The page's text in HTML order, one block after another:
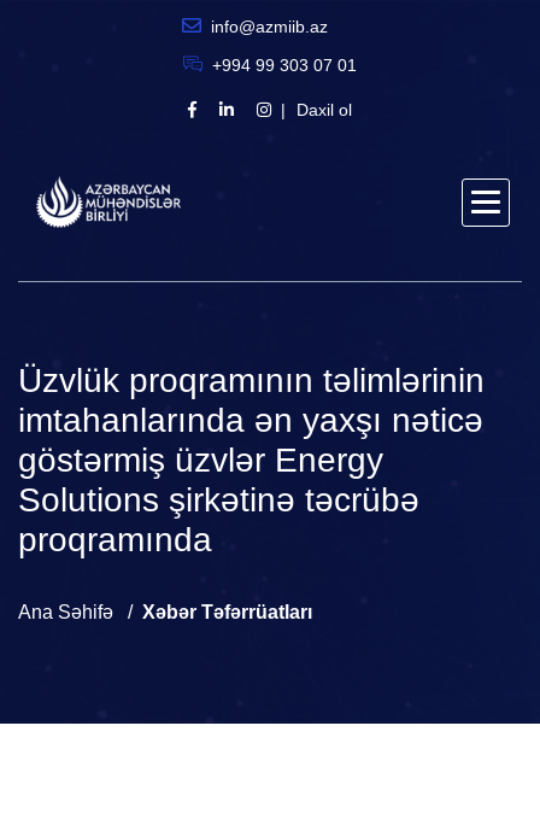
info@azmiib.az
+994 99 303 07 01
Daxil ol
Üzvlük proqramının təlimlərinin
imtahanlarında ən yaxşı nəticə
göstərmiş üzvlər Energy
Solutions şirkətinə təcrübə
proqramında
Ana Səhifə Xəbər Təfərrüatları